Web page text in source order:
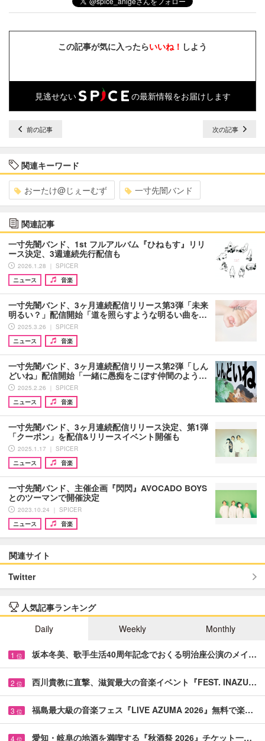
この記事が気に入ったらいいね！ しよう
見逃せない の最新情報をお届けします
前の記事 次の記事
関連キーワード
おーたけ@じぇーむず 一寸先闇バンド
関連記事
一寸先闇バンド、1st フルアルバム『ひねもす』リリ
ース決定、3週連続先行配信も
2026.1.28 ｜ SPICER
ニュース
音楽
一寸先闇バンド、3ヶ月連続配信リリース第3弾「未来
明るい？」配信開始「道を照らすような明るい曲を…
2025.3.26 ｜ SPICER
ニュース
音楽
一寸先闇バンド、3ヶ月連続配信リリース第2弾「しん
どいね」配信開始「一緒に愚痴をこぼす仲間のよう…
2025.2.26 ｜ SPICER
ニュース
音楽
一寸先闇バンド、3ヶ月連続配信リリース決定、第1弾
「クーポン」を配信&リリースイベント開催も
2025.1.17 ｜ SPICER
ニュース
音楽
一寸先闇バンド、主催企画『閃閃』AVOCADO BOYS
とのツーマンで開催決定
2023.10.24 ｜ SPICER
ニュース
音楽
関連サイト
Twitter
人気記事ランキング
Daily
Weekly Monthly
1 位 坂本冬美、歌手生活40周年記念でおくる明治座公演のメイ…
2 位 西川貴教に直撃、滋賀最大の音楽イベント『FEST. INAZU…
3 位 福島最大級の音楽フェス『LIVE AZUMA 2026』無料で楽…
4 位 愛知・岐阜の地酒を満喫する『秋酒祭 2026』チケット一…